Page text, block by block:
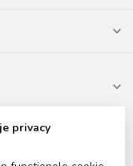
privacy